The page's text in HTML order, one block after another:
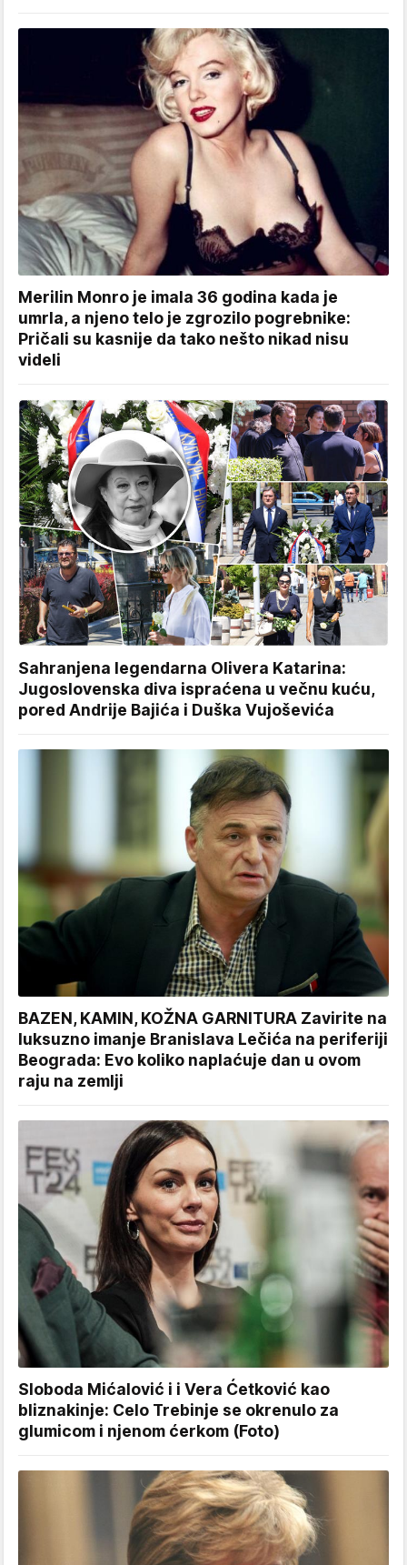
Merilin Monro je imala 36 godina kada je
umrla, a njeno telo je zgrozilo pogrebnike:
Pričali su kasnije da tako nešto nikad nisu
videli
Sahranjena legendarna Olivera Katarina:
Jugoslovenska diva ispraćena u večnu kuću,
pored Andrije Bajića i Duška Vujoševića
BAZEN, KAMIN, KOŽNA GARNITURA Zavirite na
luksuzno imanje Branislava Lečića na periferiji
Beograda: Evo koliko naplaćuje dan u ovom
raju na zemlji
Sloboda Mićalović i i Vera Ćetković kao
bliznakinje: Celo Trebinje se okrenulo za
glumicom i njenom ćerkom (Foto)